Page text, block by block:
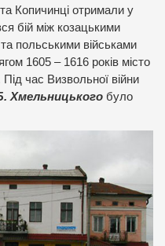
Копичинці отримали у
бій між козацькими
та польськими військами
1605 – 1616 років місто
час Визвольної війни
Хмельницького було